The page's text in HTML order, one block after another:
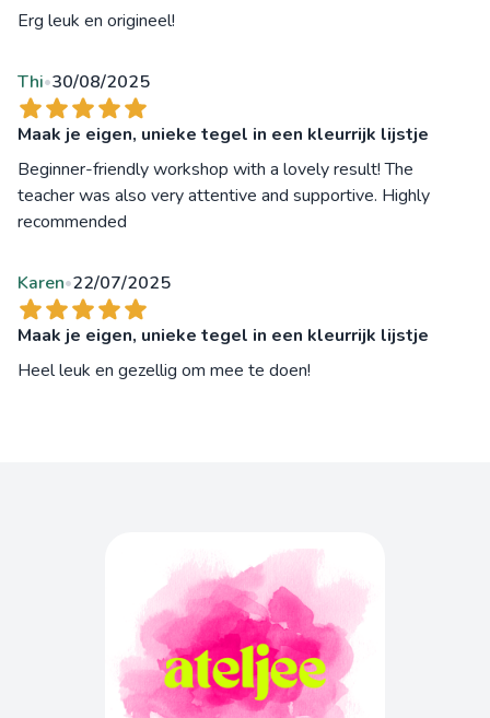
Erg leuk en origineel!
Thi•30/08/2025
Maak je eigen, unieke tegel in een kleurrijk lijstje
Beginner-friendly workshop with a lovely result! The
teacher was also very attentive and supportive. Highly
recommended
Karen•22/07/2025
Maak je eigen, unieke tegel in een kleurrijk lijstje
Heel leuk en gezellig om mee te doen!